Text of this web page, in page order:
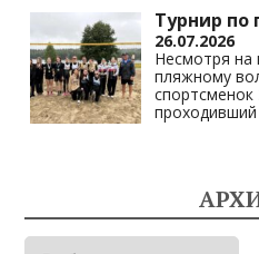
Турнир по
26.07.2026
Несмотря на
пляжному
проходивший
Архивы